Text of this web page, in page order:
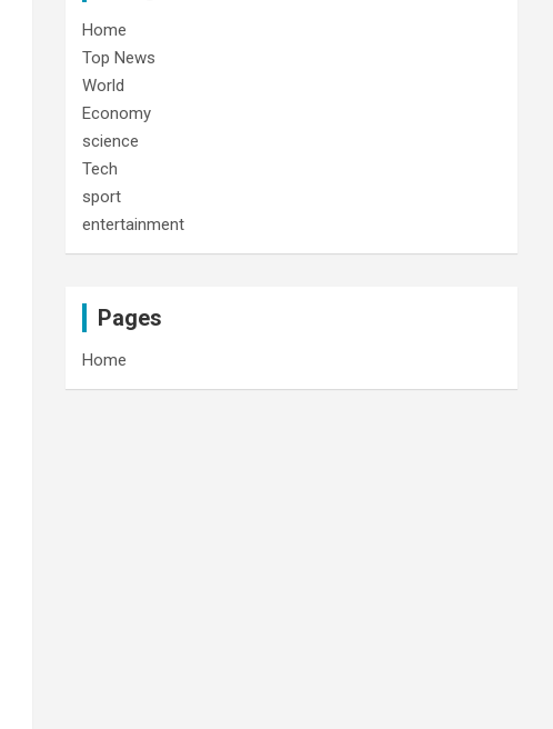
Home
Top News
World
Economy
science
Tech
sport
entertainment
Pages
Home